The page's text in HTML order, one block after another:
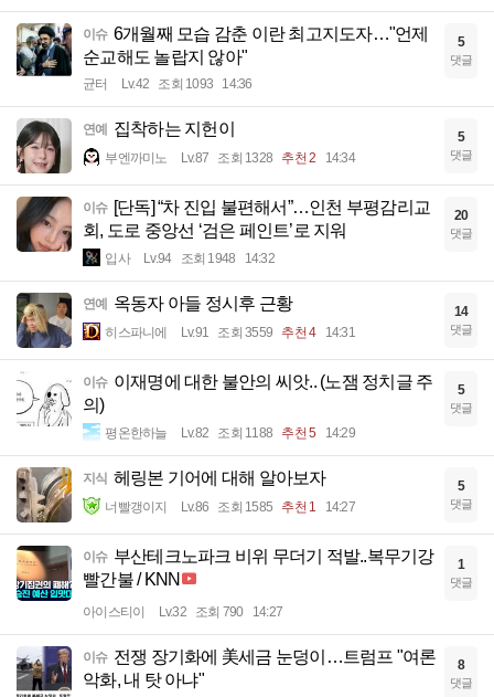
이슈 6개월째 모습 감춘 이란 최고지도자…"언제
순교해도 놀랍지 않아"
균터 Lv.42 조회 1093 14:36
5
댓글
연예 집착하는 지헌이
부엔까미노 Lv.87 조회 1328 추천 2 14:34
5
댓글
이슈 [단독] “차 진입 불편해서”…인천 부평감리교
회, 도로 중앙선 ‘검은 페인트’로 지워
입사 Lv.94 조회 1948 14:32
20
댓글
연예 옥동자 아들 정시후 근황
히스파니에 Lv.91 조회 3559 추천 4 14:31
14
댓글
이슈 이재명에 대한 불안의 씨앗.. (노잼 정치글 주
의)
평온한하늘 Lv.82 조회 1188 추천 5 14:29
5
댓글
지식 헤링본 기어에 대해 알아보자
너빨갱이지 Lv.86 조회 1585 추천 1 14:27
5
댓글
이슈 부산테크노파크 비위 무더기 적발..복무기강
빨간불 / KNN
아이스티이 Lv.32 조회 790 14:27
1
댓글
이슈 전쟁 장기화에 美세금 눈덩이…트럼프 "여론
악화, 내 탓 아냐"
8
댓글